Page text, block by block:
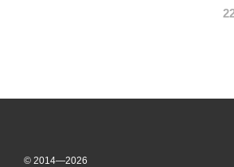
© 2014—2026